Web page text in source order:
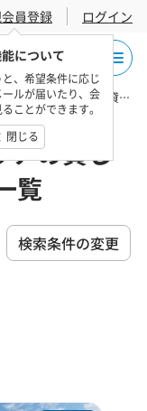
員登録
について
、希望条件に応じ
ルが届いたり、会
ことができます。
閉じる
ログイン
習志野市の貸し倉庫・賃貸倉庫 物件一覧
アの貸し
覧
検索条件の変更